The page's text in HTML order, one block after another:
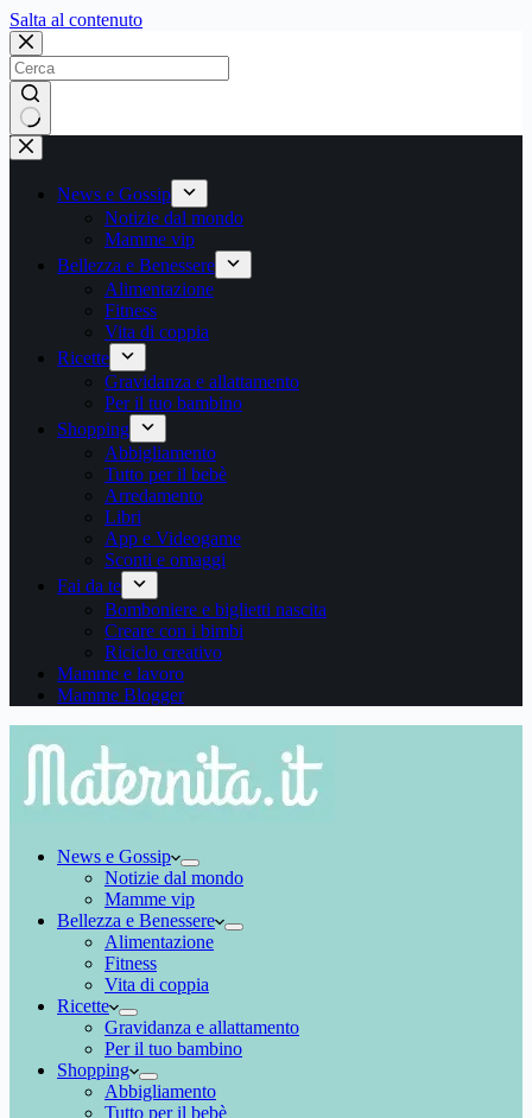
Salta al contenutoSalta
contenuto
Nessun
risultato
News e Gossip
Notizie dal mondo
Mamme vip
Bellezza e Benessere
Alimentazione
Fitness
Vita di coppia
Ricette
Gravidanza e allattamento
Per il tuo bambino
Shopping
Abbigliamento
Tutto per il bebè
Arredamento
Libri
App e Videogame
Sconti e omaggi
Fai da te
Bomboniere e biglietti nascita
Creare con i bimbi
Riciclo creativo
Mamme e lavoro
Mamme Blogger
News e Gossip
Notizie dal mondo
Mamme vip
Bellezza e Benessere
Alimentazione
Fitness
Vita di coppia
Ricette
Gravidanza e allattamento
Per il tuo bambino
Shopping
Abbigliamento
Tutto per il bebè